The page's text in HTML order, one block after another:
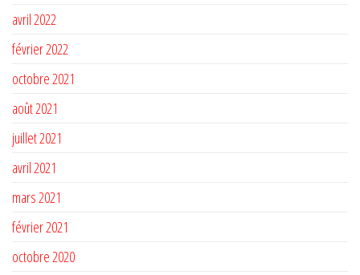
avril 2022
février 2022
octobre 2021
août 2021
juillet 2021
avril 2021
mars 2021
février 2021
octobre 2020